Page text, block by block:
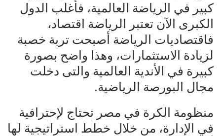
كبير في الرياضة العالمية، فأغلب الدول
الكبرى الآن تعتبر الرياضة اقتصاد،
فاقتصاديات الرياضة أصبحت تربة خصبة
لزيادة الاستثمارات، وهذا واضح بصورة
كبيرة في الأندية العالمية والتى دخلت
مجال البورصة الرياضية.
منظومة الكرة في مصر تحتاج لإحترافية
في الإدارة، من خلال خطط استراتيجية لها